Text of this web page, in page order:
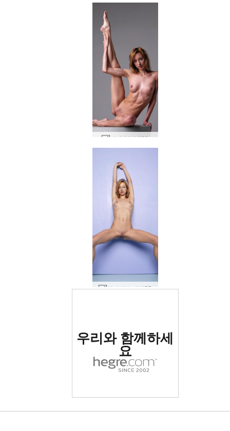
야나 입상 #39
얀나 하늘색 #57
로 평가됨
우리와 함께하세
요
야나 실린더 #16야나 테이블 상판 #72
얀나 하늘색 #41
야나 실린더 #4
야나 체재 #22
알리야 기념물 #20
우리와 함께하세
요
Evi 독일 섹스 폭탄 #51
네 요정 #25Evi 독일 섹스 폭탄 #59올레나 O 탱크탑 #70
글로리아 소개 #99
알렉산드라 스튜디오 누드 #44
우리와 함께하세
요
리아나 야한 #7
침대에서 야나 #26
Nika 스튜디오 설정 #52
몰리 쁘띠포저 #10
한나 소개 #50Oksana M. 금속 의자 #22
우리와 함께하세
요
엠마 패션 누드 #21
Stasha 극단적인 누드 #63
소냐 슈퍼 섹시 #66
Krista Lysa Ruslana 트리오 #69
놀라운 애니 #44케이티 팬티 스타킹 #74
Emma M 마법의 누드 #37
Emma M 벌거벗은 발레리나 #29
소냐 슈퍼 섹시 #62
알리야 미러 뮤즈 2부 #34
우리와 함께하세
요
플로라 타이트 퍼펙션 #56
발레리 gyno 운동 #17캐롤리나 푸마 양말 #51
10월 순수 #29
완벽한 아이라 #9
나탈리아 발 페티쉬 #24
우리와 함께하세
요
Annalina 레드 핫 #51
타샤 벌거벗은 올림픽 선수 #24
리아나 핏 &amp; 페미닌 #29
리아나 에로틱 노골적인 #27
Erica F 플로어 쇼 #63
도미니카 C 음부 전원 #39
우리와 함께하세
요
나탈리아 가슴 #29